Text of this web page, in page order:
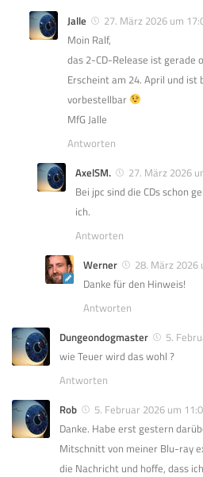
Jalle
27. März 2026 um
Moin Ralf,
das 2-CD-Release ist gerade
Erscheint am 24. April und
vorbestellbar
MfG Jalle
Antworten
AxelSM.
27. März 2026
Bei jpc sind die CDs schon
ich.
Antworten
Werner
28. März 2026
Danke für den Hinweis!
Antworten
Dungeondogmaster
5.
wie Teuer wird das wohl ?
Antworten
Rob
5. Februar 2026 um
Danke. Habe erst gestern
Mitschnitt von meiner Blu-ray
die Nachricht und hoffe, dass